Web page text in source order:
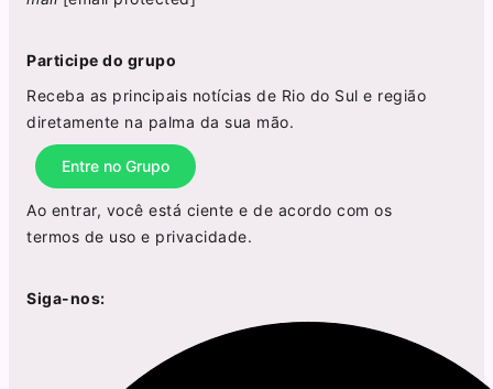
Participe do grupo
Receba as principais notícias de Rio do Sul e região
diretamente na palma da sua mão.
Entre no Grupo
Ao entrar, você está ciente e de acordo com os
termos de uso e privacidade.
Siga-nos: